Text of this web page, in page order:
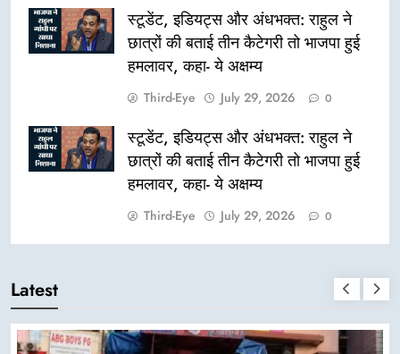
स्टूडेंट, इडियट्स और अंधभक्त: राहुल ने
छात्रों की बताई तीन कैटेगरी तो भाजपा हुई
हमलावर, कहा- ये अक्षम्य
Third-Eye July 29, 2026 0
स्टूडेंट, इडियट्स और अंधभक्त: राहुल ने
छात्रों की बताई तीन कैटेगरी तो भाजपा हुई
हमलावर, कहा- ये अक्षम्य
Third-Eye July 29, 2026 0
Latest